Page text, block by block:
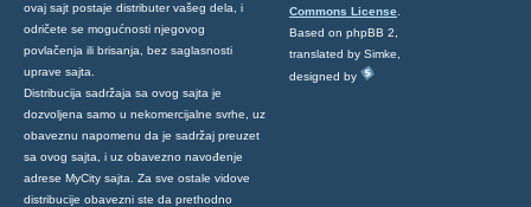
ovaj sajt postaje distributer vašeg dela, i
odričete se mogućnosti njegovog
povlačenja ili brisanja, bez saglasnosti
uprave sajta.
Distribucija sadržaja sa ovog sajta je
dozvoljena samo u nekomercijalne svrhe, uz
obaveznu napomenu da je sadržaj preuzet
sa ovog sajta, i uz obavezno navođenje
adrese MyCity sajta. Za sve ostale vidove
distribucije obavezni ste da prethodno
Commons License
Based on phpBB 2,
translated by Simke,
designed by